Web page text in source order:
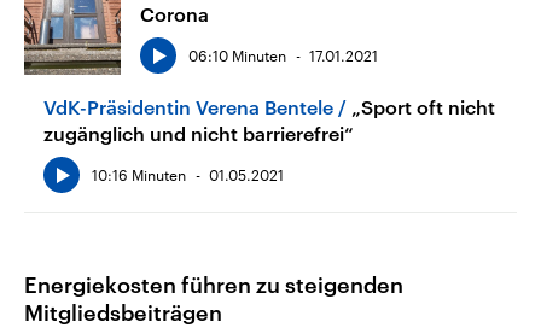
Corona
06:10 Minuten 17.01.2021
VdK-Präsidentin Verena Bentele
„Sport oft nicht
zugänglich und nicht barrierefrei“
10:16 Minuten 01.05.2021
Energiekosten führen zu steigenden
Mitgliedsbeiträgen